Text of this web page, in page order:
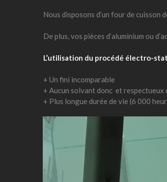
Nous disposons d’un four de cuisson
De plus, vos pièces d’aluminium ou
L’utilisation du procédé électro-
+ Un fini incomparable
+ Aucun solvant donc et respectueux
+ Plus longue durée de vie (6 000